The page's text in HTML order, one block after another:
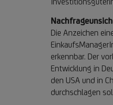
Die Anzeichen
erkennbar. Der
Entwicklung in
den USA und in
durchschlagen